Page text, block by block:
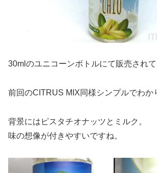
30mlのユニコーンボトルにて販売されて
前回のCITRUS MIX同様シンプルでわか
背景にはピスタチオナッツとミルク。
味の想像が付きやすいですね。